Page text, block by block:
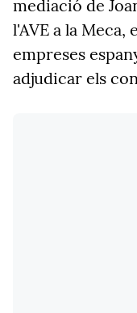
mediació de
l'AVE a la Meca,
empreses
adjudicar els